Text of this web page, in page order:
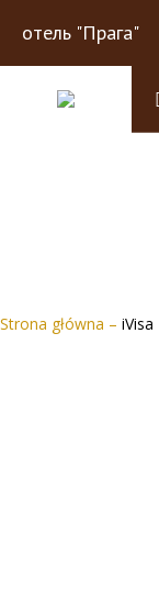
отель "Прага"
Strona główna – iVisa